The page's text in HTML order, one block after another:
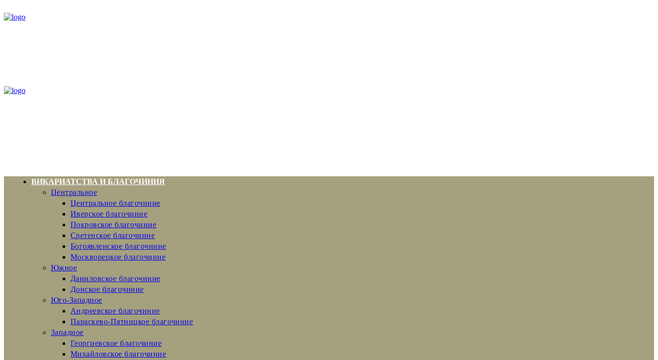
ВИКАРИАТСТВА И БЛАГОЧИНИЯ
Центральное
Центральное благочиние
Иверское благочиние
Покровское благочиние
Сретенское благочиние
Богоявленское благочиние
Москворецкое благочиние
Южное
Даниловское благочиние
Донское благочиние
Юго-Западное
Андреевское благочиние
Параскево-Пятницкое благочиние
Западное
Георгиевское благочиние
Михайловское благочиние